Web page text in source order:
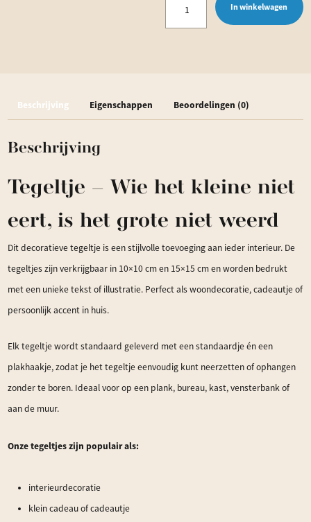
niet
grote
weerd
aantal
In winkelwagen
Beschrijving Eigenschappen Beoordelingen (0)
Beschrijving
Tegeltje – Wie het kleine niet
eert, is het grote niet weerd
Dit decoratieve tegeltje is een stijlvolle toevoeging aan ieder interieur. De
tegeltjes zijn verkrijgbaar in 10×10 cm en 15×15 cm en worden bedrukt
met een unieke tekst of illustratie. Perfect als woondecoratie, cadeautje of
persoonlijk accent in huis.
Elk tegeltje wordt standaard geleverd met een standaardje én een
plakhaakje, zodat je het tegeltje eenvoudig kunt neerzetten of ophangen
zonder te boren. Ideaal voor op een plank, bureau, kast, vensterbank of
aan de muur.
Onze tegeltjes zijn populair als:
interieurdecoratie
klein cadeau of cadeautje